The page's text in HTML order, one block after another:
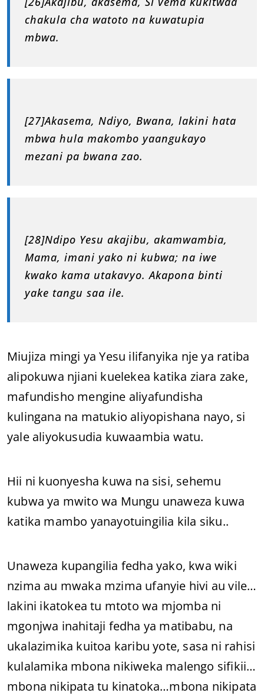
chakula cha watoto na kuwatupia
mbwa.
[27]Akasema, Ndiyo, Bwana, lakini hata
mbwa hula makombo yaangukayo
mezani pa bwana zao.
[28]Ndipo Yesu akajibu, akamwambia,
Mama, imani yako ni kubwa; na iwe
kwako kama utakavyo. Akapona binti
yake tangu saa ile.
Miujiza mingi ya Yesu ilifanyika nje ya ratiba
alipokuwa njiani kuelekea katika ziara zake,
mafundisho mengine aliyafundisha
kulingana na matukio aliyopishana nayo, si
yale aliyokusudia kuwaambia watu.
Hii ni kuonyesha kuwa na sisi, sehemu
kubwa ya mwito wa Mungu unaweza kuwa
katika mambo yanayotuingilia kila siku..
Unaweza kupangilia fedha yako, kwa wiki
nzima au mwaka mzima ufanyie hivi au vile…
lakini ikatokea tu mtoto wa mjomba ni
mgonjwa inahitaji fedha ya matibabu, na
ukalazimika kuitoa karibu yote, sasa ni rahisi
kulalamika mbona nikiweka malengo sifikii…
mbona nikipata tu kinatoka…mbona nikipata